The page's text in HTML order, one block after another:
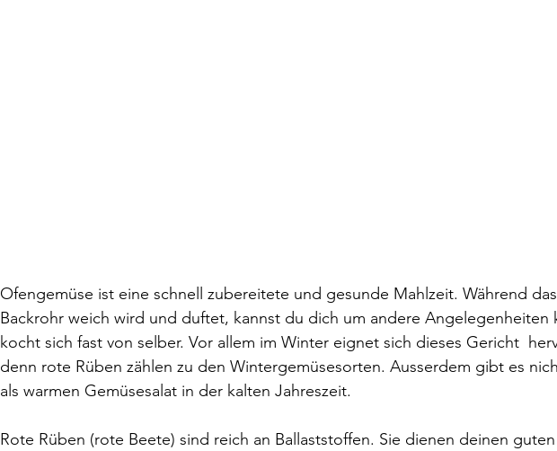
Ofengemüse ist eine schnell zubereitete und gesunde Mahlzeit. Während
Backrohr weich wird und duftet, kannst du dich um andere Angelegenheiten
kocht sich fast von selber. Vor allem im Winter eignet sich dieses Gericht
denn rote Rüben zählen zu den Wintergemüsesorten. Ausserdem gibt es
als warmen Gemüsesalat in der kalten Jahreszeit.
Rote Rüben (rote Beete) sind reich an Ballaststoffen. Sie dienen deinen guten